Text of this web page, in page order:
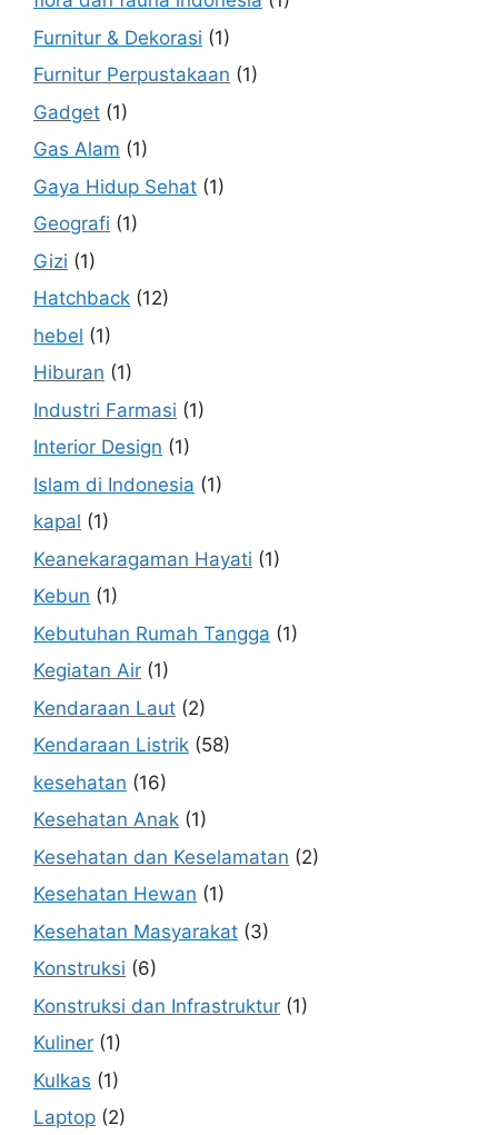
Furnitur & Dekorasi (1)
Furnitur Perpustakaan (1)
Gadget (1)
Gas Alam (1)
Gaya Hidup Sehat (1)
Geografi (1)
Gizi (1)
Hatchback (12)
hebel (1)
Hiburan (1)
Industri Farmasi (1)
Interior Design (1)
Islam di Indonesia (1)
kapal (1)
Keanekaragaman Hayati (1)
Kebun (1)
Kebutuhan Rumah Tangga (1)
Kegiatan Air (1)
Kendaraan Laut (2)
Kendaraan Listrik (58)
kesehatan (16)
Kesehatan Anak (1)
Kesehatan dan Keselamatan (2)
Kesehatan Hewan (1)
Kesehatan Masyarakat (3)
Konstruksi (6)
Konstruksi dan Infrastruktur (1)
Kuliner (1)
Kulkas (1)
Laptop (2)